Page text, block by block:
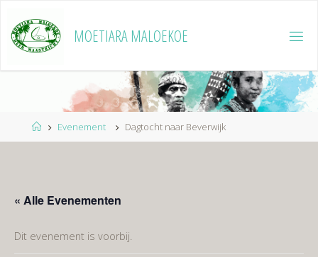
naar
de
MOETIARA MALOEKOE
HomeEvenement Dagtocht naar Beverwijk
« Alle Evenementen
Dit evenement is voorbij.